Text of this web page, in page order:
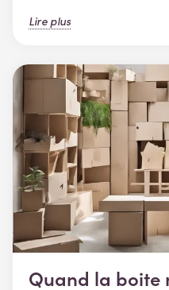
Lire plus
Quand la boite